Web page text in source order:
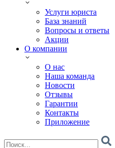
Услуги юриста
База знаний
Вопросы и ответы
Акции
О компании
О нас
Наша команда
Новости
Отзывы
Гарантии
Контакты
Приложение